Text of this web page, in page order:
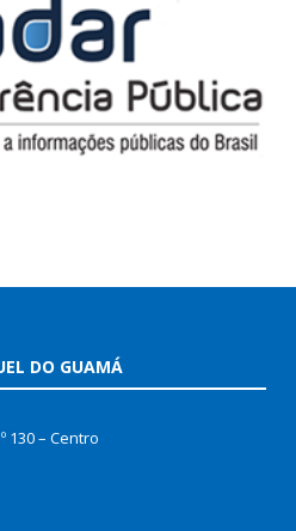
DO GUAMÁ
130 – Centro